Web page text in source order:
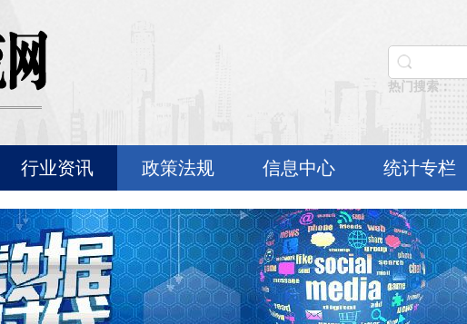
热门搜索：
行业资讯 政策法规 信息中心 统计专栏